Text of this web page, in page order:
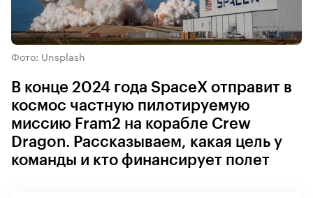
Фото: Unsplash
В конце 2024 года SpaceX отправит в
космос частную пилотируемую
миссию Fram2 на корабле Crew
Dragon. Рассказываем, какая цель у
команды и кто финансирует полет